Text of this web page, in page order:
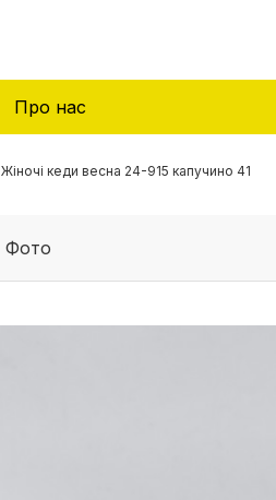
Про нас
Жіночі кеди весна 24-915 капучино 41
Фото